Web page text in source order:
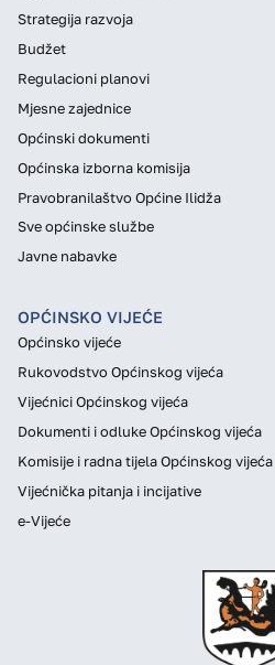
Strategija razvoja
Budžet
Regulacioni planovi
Mjesne zajednice
Općinski dokumenti
Općinska izborna komisija
Pravobranilaštvo Općine Ilidža
Sve općinske službe
Javne nabavke
OPĆINSKO VIJEĆE
Općinsko vijeće
Rukovodstvo Općinskog vijeća
Vijećnici Općinskog vijeća
Dokumenti i odluke Općinskog vijeća
Komisije i radna tijela Općinskog vijeća
Vijećnička pitanja i incijative
e-Vijeće